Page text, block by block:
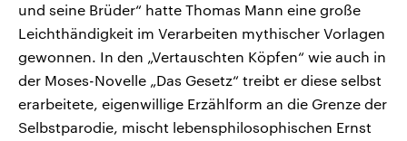
und seine Brüder“ hatte Thomas Mann eine große
Leichthändigkeit im Verarbeiten mythischer Vorlagen
gewonnen. In den „Vertauschten Köpfen“ wie auch in
der Moses-Novelle „Das Gesetz“ treibt er diese selbst
erarbeitete, eigenwillige Erzählform an die Grenze der
Selbstparodie, mischt lebensphilosophischen Ernst